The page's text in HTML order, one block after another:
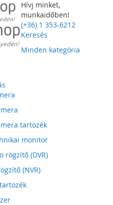
Hívj minket,
munkaidőben!
(+36) 1 353-6212
Keresés
Minden kategória
tartozék
monitor
rögzítő (DVR)
(NVR)